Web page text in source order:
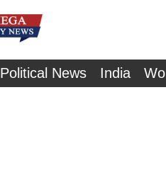
Political News India